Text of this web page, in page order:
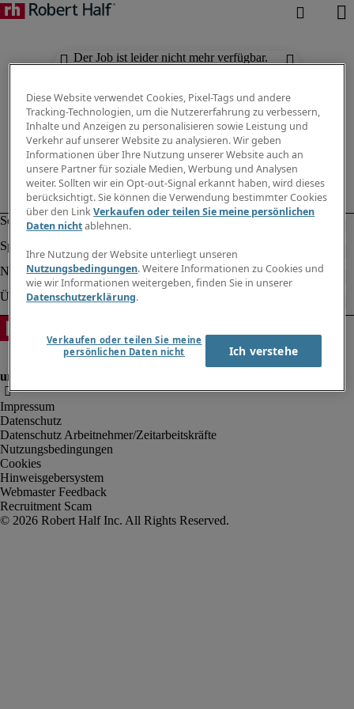
Der Job ist leider nicht mehr verfügbar.
Impressum
Datenschutz
Datenschutz Arbeitnehmer/Zeitarbeitskräfte
Nutzungsbedingungen
Cookies
Hinweisgebersystem
Webmaster Feedback
Recruitment Scam
Diese Website verwendet Cookies, Pixel-Tags und andere
Tracking-Technologien, um die Nutzererfahrung zu verbessern,
Inhalte und Anzeigen zu personalisieren sowie Leistung und
Verkehr auf unserer Website zu analysieren. Wir geben
Informationen über Ihre Nutzung unserer Website auch an
unsere Partner für soziale Medien, Werbung und Analysen
weiter. Sollten wir ein Opt-out-Signal erkannt haben, wird dieses
berücksichtigt. Sie können die Verwendung bestimmter Cookies
über den LinkVerkaufen oder teilen Sie meine persönlichen
Daten nichtablehnen.
Ihre Nutzung der Website unterliegt unseren
Nutzungsbedingungen. Weitere Informationen zu Cookies und
wie wir Informationen weitergeben, finden Sie in unserer
Datenschutzerklärung.
Verkaufen oder teilen Sie meine
persönlichen Daten nicht
Ich verstehe